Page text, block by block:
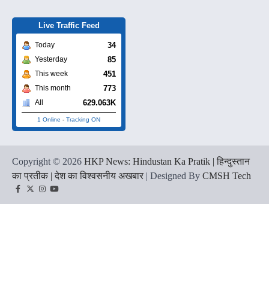
Live Traffic Feed
Today 34
Yesterday 85
This week 451
This month 773
All 629.063K
1 Online - Tracking ON
Copyright © 2026 HKP News: Hindustan Ka Pratik | हिन्दुस्तान
का प्रतीक | देश का विश्वसनीय अखबार | Designed By CMSH Tech
Facebook
TwitterInstagram
YouTube